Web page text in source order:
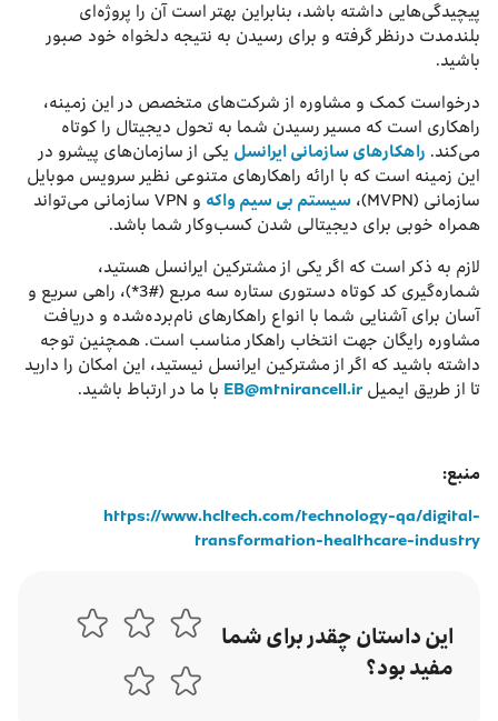
پیچیدگی‌هایی داشته باشد، بنابراین بهتر است آن را پروژه‌ای
بلندمدت درنظر گرفته و برای رسیدن به نتیجه دلخواه خود صبور
باشید.
درخواست کمک و مشاوره از شرکت‌های متخصص در این زمینه،
راهکاری است که مسیر رسیدن شما به تحول دیجیتال را کوتاه
می‌کند. راهکارهای سازمانی ایرانسل یکی از سازمان‌های پیشرو در
این زمینه است که با ارائه راهکارهای متنوعی نظیر سرویس موبایل
سازمانی (MVPN)،
سیستم بی سیم واکه
و VPN سازمانی می‌تواند
همراه خوبی برای دیجیتالی شدن کسب‌وکار شما باشد.
لازم به ذکر است که اگر یکی از مشترکین ایرانسل هستید،
شماره‌گیری کد کوتاه دستوری ستاره سه مربع (#3*)، راهی سریع و
آسان برای آشنایی شما با انواع راهکارهای نام‌برده‌شده و دریافت
مشاوره رایگان جهت انتخاب راهکار مناسب است. همچنین توجه
داشته باشید که اگر از مشترکین ایرانسل نیستید، این امکان را دارید
تا از طریق ایمیل EB@mtnirancell.ir با ما در ارتباط باشید.
منبع:
https://www.hcltech.com/technology-qa/digital-
transformation-healthcare-industry
این داستان چقدر برای شما
مفید بود؟